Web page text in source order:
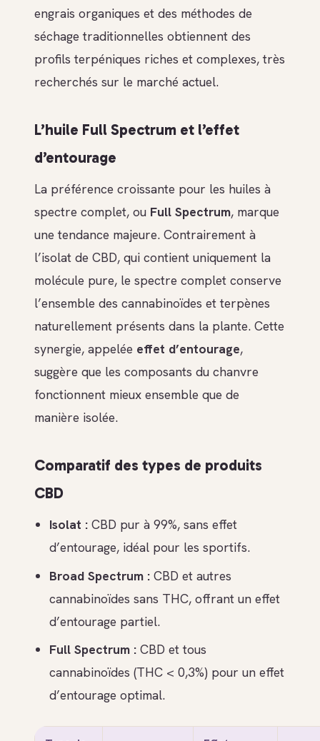
engrais organiques et des méthodes de
séchage traditionnelles obtiennent des
profils terpéniques riches et complexes, très
recherchés sur le marché actuel.
L’huile Full Spectrum et l’effet
d’entourage
La préférence croissante pour les huiles à
spectre complet, ou Full Spectrum, marque
une tendance majeure. Contrairement à
l’isolat de CBD, qui contient uniquement la
molécule pure, le spectre complet conserve
l’ensemble des cannabinoïdes et terpènes
naturellement présents dans la plante. Cette
synergie, appelée effet d’entourage,
suggère que les composants du chanvre
fonctionnent mieux ensemble que de
manière isolée.
Comparatif des types de produits
CBD
Isolat :CBD pur à 99%, sans effet
d’entourage, idéal pour les sportifs.
Broad Spectrum :CBD et autres
cannabinoïdes sans THC, offrant un effet
d’entourage partiel.
Full Spectrum :CBD et tous
cannabinoïdes (THC < 0,3%) pour un effet
d’entourage optimal.